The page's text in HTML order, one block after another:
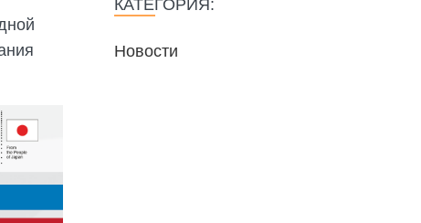
КАТЕГОРИЯ:
Новости